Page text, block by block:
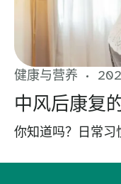
健康与营养
中风后康复
你知道吗？日常